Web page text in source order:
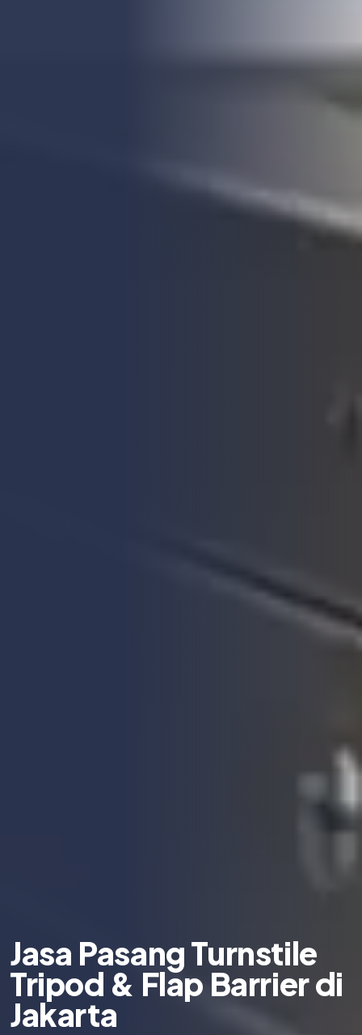
Jasa Pasang Turnstile
Tripod & Flap Barrier di
Jakarta